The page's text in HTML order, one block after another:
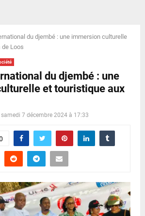
du djembé : une immersion culturelle
Loos
du djembé : une
et touristique aux
samedi 7 décembre 2024 à 17:33